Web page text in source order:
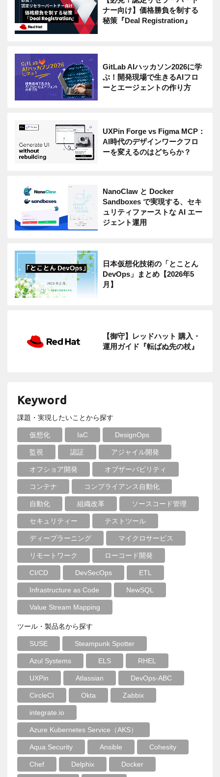
ナー向け】価格勝負を制する
秘策『Deal Registration』
GitLab AIハッカソン2026に学
ぶ！開発現場で生きるAIフロ
ーとエージェントの作り方
UXPin Forge vs Figma MCP：
AI時代のデザインワークフロ
ーを変えるのはどちらか？
NanoClaw と Docker
Sandboxes で実現する、セキ
ュリティファーストな AI エー
ジェント運用
日本仮想化技術の「とことん
DevOps」まとめ【2026年5
月】
【御守】レッドハット 購入・
運用ガイド『転ばぬ先の杖』
Keyword
課題・実現したいことから探す
仮想化 IaC DesignOps
監視 認証 アジャイル開発
オフショア開発 オブザーバビリティ
コンテナ コンプライアンス自動化
自動化 組織改革 ソースコード管理
セキュリティー テストツール
ディープラーニング マイクロサービス
リモートワーク ローコード開発
CI/CD DevSecOps ETL
Infrastructure as Code NewSQL
Value Stream Mapping
ツール・製品名から探す
SUSE Steampunk Spotter
Azul Systems ELS RHEL
UXPin Atlassian DevOps-ABC
CircleCI Okta Zabbix
integrate.io
Azure Kubernetes Service（AKS）
Aqua Security Ansible Cohesity
Chef Delphix Docker